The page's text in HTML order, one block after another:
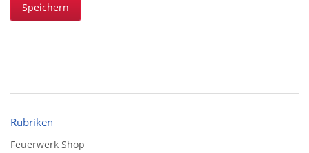
Speichern
Rubriken
Feuerwerk Shop